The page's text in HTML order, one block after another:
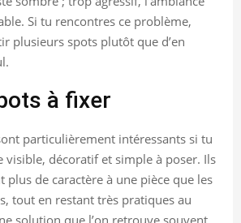
Si tu rencontres ce problème,
plusieurs spots plutôt que d’en
à fixer
particulièrement intéressants si tu
décoratif et simple à poser. Ils
plus de caractère à une pièce que les
tout en restant très pratiques au
solution que l’on retrouve souvent